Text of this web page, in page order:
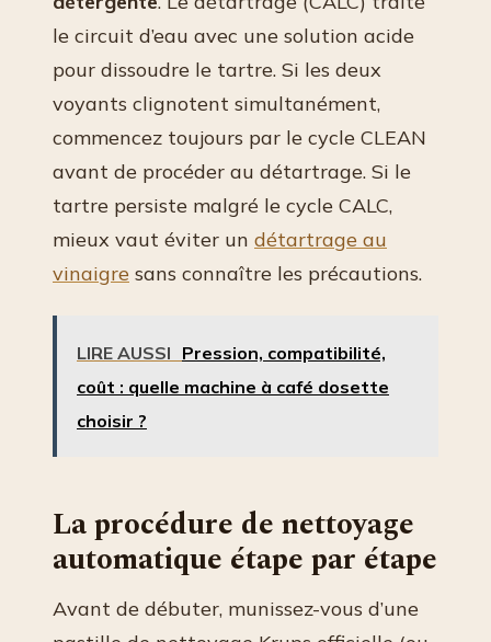
le circuit d’eau avec une solution acide
pour dissoudre le tartre. Si les deux
voyants clignotent simultanément,
commencez toujours par le cycle CLEAN
avant de procéder au détartrage. Si le
tartre persiste malgré le cycle CALC,
mieux vaut éviter un détartrage au
vinaigre sans connaître les précautions.
LIRE AUSSI Pression, compatibilité,
coût : quelle machine à café dosette
choisir ?
La procédure de nettoyage
automatique étape par étape
Avant de débuter, munissez-vous d’une